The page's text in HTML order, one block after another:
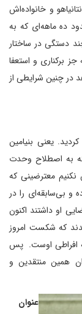
و خانواده‌اش
ده ماهه‌ای که به
دستگی در ساختار
برکناری و استعفا
در چنین شرایطی از
یعنی بنیامین
به اصطلاح وحدت
نکنیم معترضینی که
و بی‌سابقه‌ای را در
او داشتند اکنون
که شکست امروز
افراطی اوست. پس
همین منتقدین و
عنوان